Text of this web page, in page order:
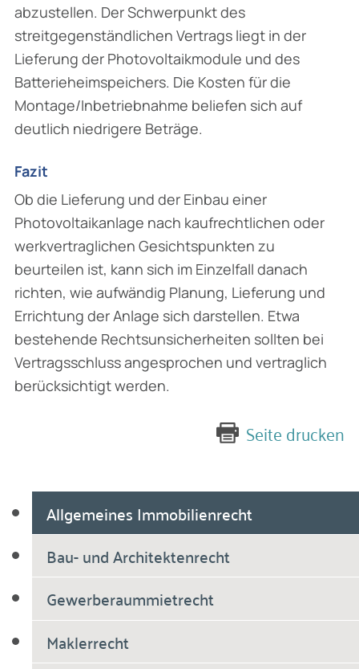
Allgemeines Immobilienrecht
Bau- und Architektenrecht
Gewerberaummietrecht
Maklerrecht
abzustellen. Der Schwerpunkt des
streitgegenständlichen Vertrags liegt in der
Lieferung der Photovoltaikmodule und des
Batterieheimspeichers. Die Kosten für die
Montage/Inbetriebnahme beliefen sich auf
deutlich niedrigere Beträge.
Fazit
Ob die Lieferung und der Einbau einer
Photovoltaikanlage nach kaufrechtlichen oder
werkvertraglichen Gesichtspunkten zu
beurteilen ist, kann sich im Einzelfall danach
richten, wie aufwändig Planung, Lieferung und
Errichtung der Anlage sich darstellen. Etwa
bestehende Rechtsunsicherheiten sollten bei
Vertragsschluss angesprochen und vertraglich
berücksichtigt werden.
Seite drucken